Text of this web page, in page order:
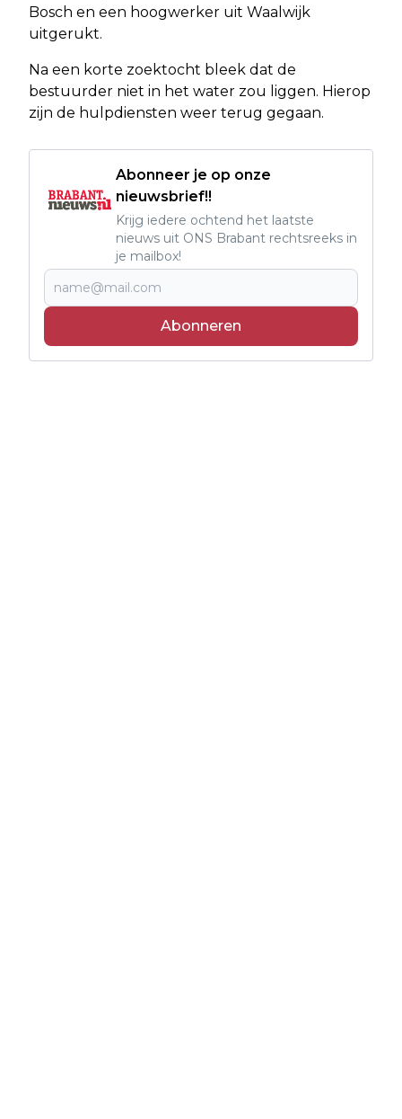
Bosch en een hoogwerker uit Waalwijk
uitgerukt.
Na een korte zoektocht bleek dat de
bestuurder niet in het water zou liggen. Hierop
zijn de hulpdiensten weer terug gegaan.
Abonneer je op onze
nieuwsbrief!!
Krijg iedere ochtend het laatste
nieuws uit ONS Brabant rechtsreeks in
je mailbox!
Abonneren